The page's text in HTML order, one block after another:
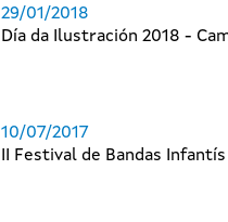
29/01/2018
Día da Ilustración 2018 -
10/07/2017
II Festival de Bandas